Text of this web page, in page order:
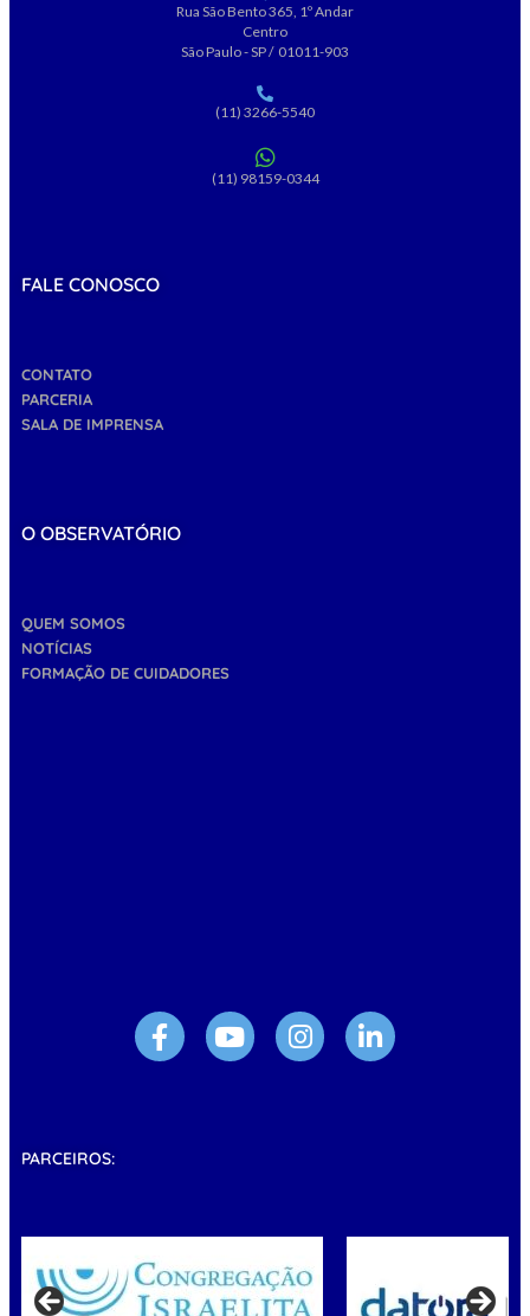
Rua São Bento 365, 1º Andar
Centro
São Paulo - SP / 01011-903
(11) 3266-5540
(11) 98159-0344
FALE CONOSCO
CONTATO
PARCERIA
SALA DE IMPRENSA
O OBSERVATÓRIO
QUEM SOMOS
NOTÍCIAS
FORMAÇÃO DE CUIDADORES
PARCEIROS: